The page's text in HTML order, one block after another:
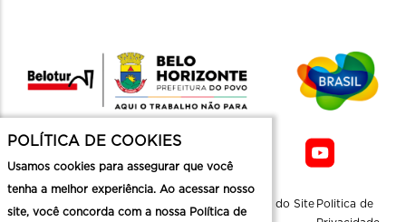
Mapa do Site Politica de
POLÍTICA DE COOKIES
Usamos cookies para assegurar que você
tenha a melhor experiência. Ao acessar nosso
site, você concorda com a nossa Política de